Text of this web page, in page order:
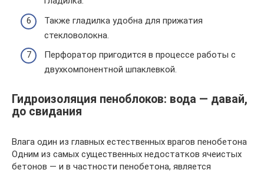
Также гладилка удобна для прижатия
стекловолокна.
Перфоратор пригодится в процессе работы с
двухкомпонентной шпаклевкой.
Гидроизоляция пеноблоков: вода — давай,
до свидания
Влага один из главных естественных врагов пенобетона
Одним из самых существенных недостатков ячеистых
бетонов — и в частности пенобетона, является